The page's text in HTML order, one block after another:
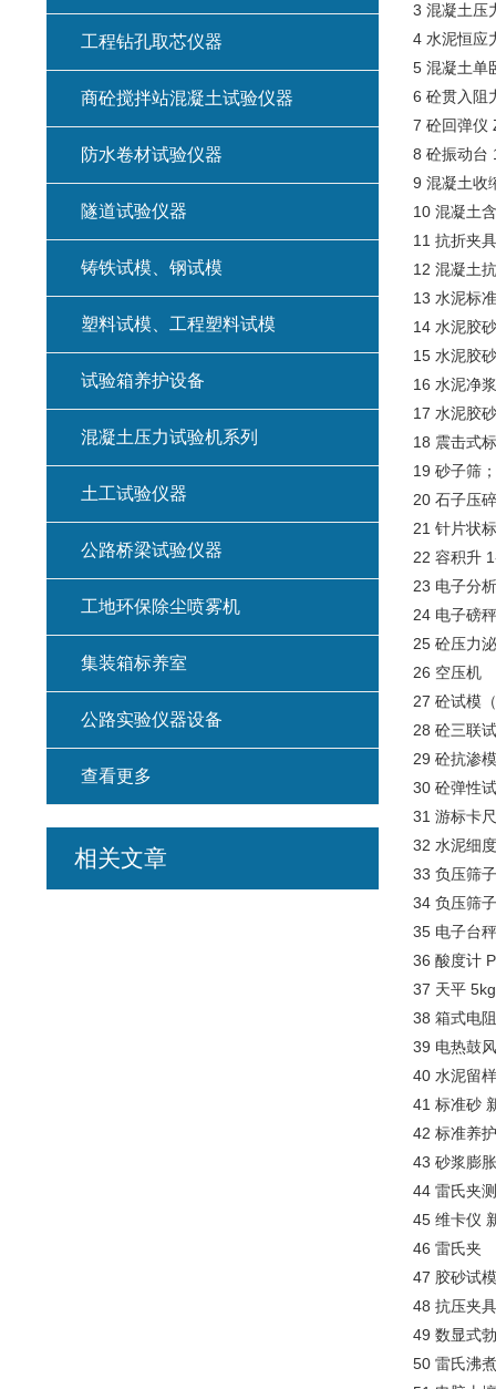
3 混凝土压
4 水泥恒应
5 混凝土单
6 砼贯入阻
7 砼回弹仪
8 砼振动台
9 混凝土收
10 混凝土
11 抗折夹
12 混凝土
13 水泥标
14 水泥胶
15 水泥胶
16 水泥净
17 水泥胶
18 震击式
19 砂子筛
20 石子压
21 针片状
22 容积升
23 电子分
24 电子磅
25 砼压力
26 空压机
27 砼试模
28 砼三联
29 砼抗渗
30 砼弹性
31 游标卡
32 水泥细
33 负压筛
34 负压筛
35 电子台
36 酸度计
37 天平
38 箱式电
39 电热鼓
40 水泥留
41 标准砂
42 标准养
43 砂浆膨
44 雷氏夹
45 维卡仪
46 雷氏夹
47 胶砂试
48 抗压夹
49 数显式
50 雷氏沸
工程钻孔取芯仪器
商砼搅拌站混凝土试验仪器
防水卷材试验仪器
隧道试验仪器
铸铁试模、钢试模
塑料试模、工程塑料试模
试验箱养护设备
混凝土压力试验机系列
土工试验仪器
公路桥梁试验仪器
工地环保除尘喷雾机
集装箱标养室
公路实验仪器设备
查看更多
相关文章